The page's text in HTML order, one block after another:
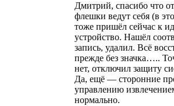
Дмитрий, спасибо что
флешки ведут себя (в
тоже пришёл сейчас к
устройство. Нашёл
запись, удалил. Всё
прежде без значка…..
нет, отключил защиту
Да, ещё — сторонние
управлению
нормально.